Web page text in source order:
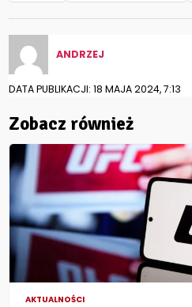
ANDRZEJ
DATA PUBLIKACJI: 18 MAJA 2024, 7:13
Zobacz również
AKTUALNOŚCI